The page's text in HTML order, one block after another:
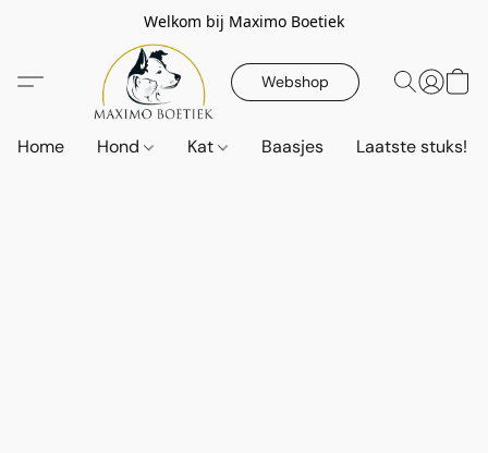
Welkom bij Maximo Boetiek
Webshop
Home Hond Kat Baasjes Laatste stuks!